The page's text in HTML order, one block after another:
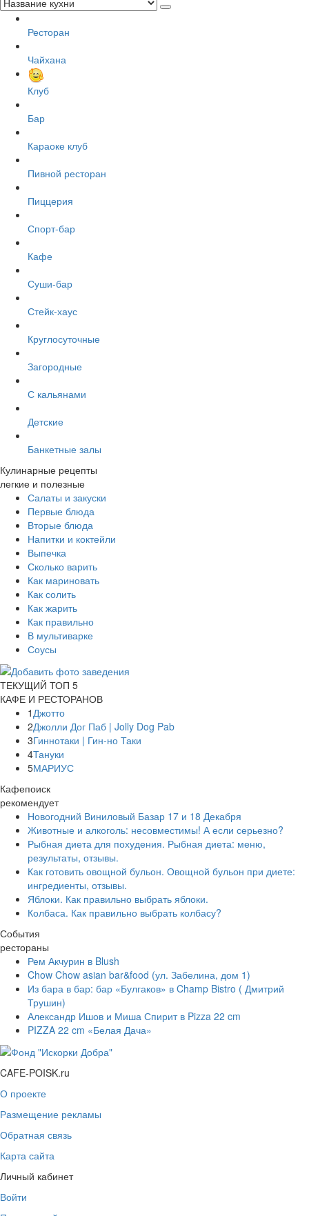
Ресторан
Чайхана
Клуб
Бар
Караоке клуб
Пивной ресторан
Пиццерия
Спорт-бар
Кафе
Суши-бар
Стейк-хаус
Круглосуточные
Загородные
С кальянами
Детские
Банкетные залы
Кулинарные рецепты
легкие и полезные
Салаты и закуски
Первые блюда
Вторые блюда
Напитки и коктейли
Выпечка
Сколько варить
Как мариновать
Как солить
Как жарить
Как правильно
В мультиварке
Соусы
ТЕКУЩИЙ ТОП 5
КАФЕ И РЕСТОРАНОВ
1 Джотто
2Джолли Дог Паб | Jolly Dog Pab
3Гиннотаки | Гин-но Таки
4Тануки
5МАРИУС
Кафепоиск
рекомендует
Новогодний Виниловый Базар 17 и 18 Декабря
Животные и алкоголь: несовместимы! А если серьезно?
Рыбная диета для похудения. Рыбная диета: меню,
результаты, отзывы.
Как готовить овощной бульон. Овощной бульон при диете:
ингредиенты, отзывы.
Яблоки. Как правильно выбрать яблоки.
Колбаса. Как правильно выбрать колбасу?
События
рестораны
Рем Акчурин в Blush
Chow Chow asian bar&food (ул. Забелина, дом 1)
Из бара в бар: бар «Булгаков» в Champ Bistro ( Дмитрий
Трушин)
Александр Ишов и Миша Спирит в Pizza 22 cm
PIZZA 22 cm «Белая Дача»
CAFE-POISK.ru
О проекте
Размещение рекламы
Обратная связь
Карта сайта
Личный кабинет
Войти